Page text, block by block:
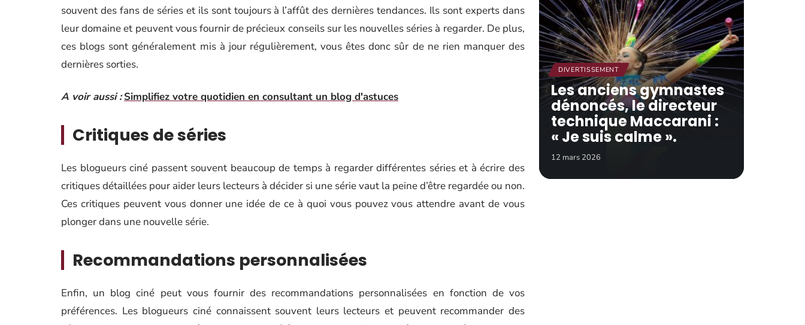
souvent des fans de séries et ils sont toujours à l’affût des dernières tendances. Ils sont experts dans
leur domaine et peuvent vous fournir de précieux conseils sur les nouvelles séries à regarder. De plus,
ces blogs sont généralement mis à jour régulièrement, vous êtes donc sûr de ne rien manquer des
dernières sorties.
A voir aussi : Simplifiez votre quotidien en consultant un blog d'astuces
Critiques de séries
Les blogueurs ciné passent souvent beaucoup de temps à regarder différentes séries et à écrire des
critiques détaillées pour aider leurs lecteurs à décider si une série vaut la peine d’être regardée ou non.
Ces critiques peuvent vous donner une idée de ce à quoi vous pouvez vous attendre avant de vous
plonger dans une nouvelle série.
Recommandations personnalisées
Enfin, un blog ciné peut vous fournir des recommandations personnalisées en fonction de vos
préférences. Les blogueurs ciné connaissent souvent leurs lecteurs et peuvent recommander des
DIVERTISSEMENT
Les anciens gymnastes
dénoncés, le directeur
technique Maccarani :
« Je suis calme ».
12 mars 2026